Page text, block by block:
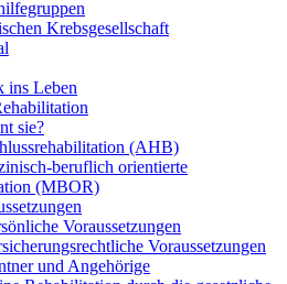
Krebsgesellschaft
ins Leben
sie?
(AHB)
beruflich orientierte
(MBOR)
Voraussetzungen
Voraussetzungen
und Angehörige